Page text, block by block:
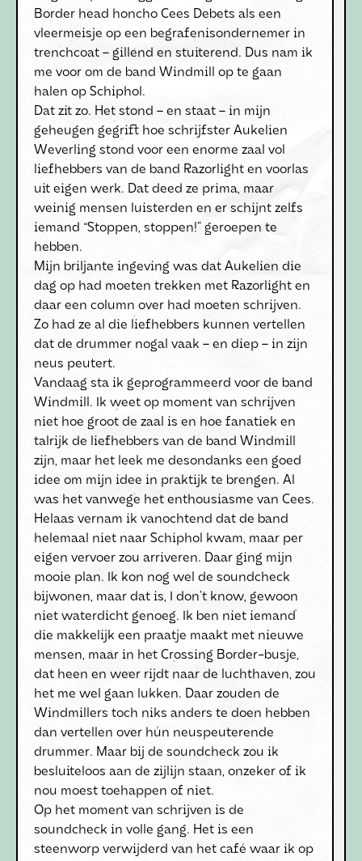
Border head honcho Cees Debets als een
vleermeisje op een begrafenisondernemer in
trenchcoat – gillend en stuiterend. Dus nam ik
me voor om de band Windmill op te gaan
halen op Schiphol.
Dat zit zo. Het stond – en staat – in mijn
geheugen gegrift hoe schrijfster Aukelien
Weverling stond voor een enorme zaal vol
liefhebbers van de band Razorlight en voorlas
uit eigen werk. Dat deed ze prima, maar
weinig mensen luisterden en er schijnt zelfs
iemand “Stoppen, stoppen!” geroepen te
hebben.
Mijn briljante ingeving was dat Aukelien die
dag op had moeten trekken met Razorlight en
daar een column over had moeten schrijven.
Zo had ze al die liefhebbers kunnen vertellen
dat de drummer nogal vaak – en diep – in zijn
neus peutert.
Vandaag sta ik geprogrammeerd voor de band
Windmill. Ik weet op moment van schrijven
niet hoe groot de zaal is en hoe fanatiek en
talrijk de liefhebbers van de band Windmill
zijn, maar het leek me desondanks een goed
idee om mijn idee in praktijk te brengen. Al
was het vanwege het enthousiasme van Cees.
Helaas vernam ik vanochtend dat de band
helemaal niet naar Schiphol kwam, maar per
eigen vervoer zou arriveren. Daar ging mijn
mooie plan. Ik kon nog wel de soundcheck
bijwonen, maar dat is, I don’t know, gewoon
niet waterdicht genoeg. Ik ben niet iemand
die makkelijk een praatje maakt met nieuwe
mensen, maar in het Crossing Border-busje,
dat heen en weer rijdt naar de luchthaven, zou
het me wel gaan lukken. Daar zouden de
Windmillers toch niks anders te doen hebben
dan vertellen over hún neuspeuterende
drummer. Maar bij de soundcheck zou ik
besluiteloos aan de zijlijn staan, onzeker of ik
nou moest toehappen of niet.
Op het moment van schrijven is de
soundcheck in volle gang. Het is een
steenworp verwijderd van het café waar ik op